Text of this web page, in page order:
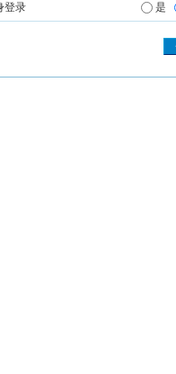
登录 是